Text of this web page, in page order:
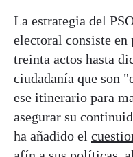
La estrategia del
electoral consiste en
treinta actos hasta
ciudadanía que son
ese itinerario para
asegurar su
ha añadido el